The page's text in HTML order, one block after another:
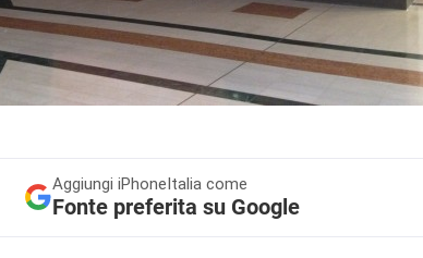
Aggiungi iPhoneItalia come
Fonte preferita su Google